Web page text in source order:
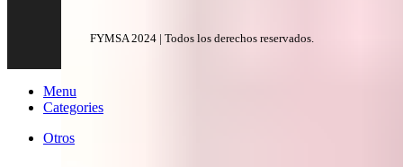
FYMSA 2024 | Todos los derechos reservados.
Menu
Categories
Otros